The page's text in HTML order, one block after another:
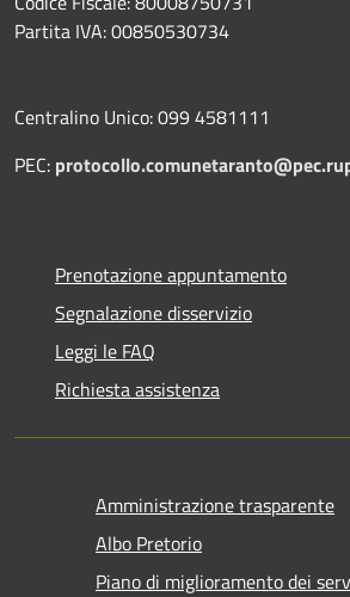
Partita IVA: 00850530734
Centralino Unico: 099 4581111
PEC:
Prenotazione appuntamento
Segnalazione disservizio
Leggi le FAQ
Richiesta assistenza
Amministrazione trasparente
Albo Pretorio
Piano di miglioramento dei